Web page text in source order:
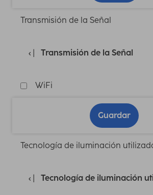
Transmisión de la Señal
Transmisión de la Señal
WiFi
Guardar
Tecnología de iluminación
Tecnología de iluminación